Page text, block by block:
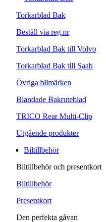
Torkarblad Bak
Beställ via reg.nr
Torkarblad Bak till Volvo
Torkarblad Bak till Saab
Övriga bilmärken
Blandade Bakruteblad
TRICO Rear Multi-Clip
Utgående produkter
Biltillbehör
Biltillbehör och presentkort
Biltillbehör
Presentkort
Den perfekta gåvan